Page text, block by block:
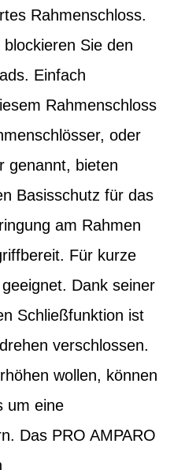
Rahmenschloss.
Sie den
Einfach
Rahmenschloss
oder
genannt, bieten
Basisschutz für das
am Rahmen
Für kurze
Dank seiner
Schließfunktion ist
verschlossen.
wollen, können
um eine
Das PRO AMPARO